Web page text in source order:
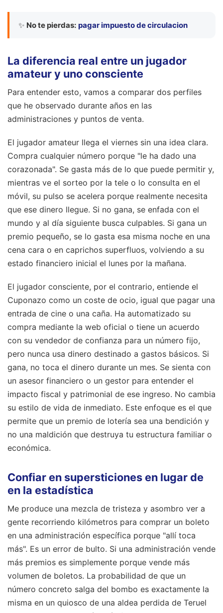
✨ No te pierdas: pagar impuesto de circulacion
La diferencia real entre un jugador
amateur y uno consciente
Para entender esto, vamos a comparar dos perfiles
que he observado durante años en las
administraciones y puntos de venta.
El jugador amateur llega el viernes sin una idea clara.
Compra cualquier número porque "le ha dado una
corazonada". Se gasta más de lo que puede permitir y,
mientras ve el sorteo por la tele o lo consulta en el
móvil, su pulso se acelera porque realmente necesita
que ese dinero llegue. Si no gana, se enfada con el
mundo y al día siguiente busca culpables. Si gana un
premio pequeño, se lo gasta esa misma noche en una
cena cara o en caprichos superfluos, volviendo a su
estado financiero inicial el lunes por la mañana.
El jugador consciente, por el contrario, entiende el
Cuponazo como un coste de ocio, igual que pagar una
entrada de cine o una caña. Ha automatizado su
compra mediante la web oficial o tiene un acuerdo
con su vendedor de confianza para un número fijo,
pero nunca usa dinero destinado a gastos básicos. Si
gana, no toca el dinero durante un mes. Se sienta con
un asesor financiero o un gestor para entender el
impacto fiscal y patrimonial de ese ingreso. No cambia
su estilo de vida de inmediato. Este enfoque es el que
permite que un premio de lotería sea una bendición y
no una maldición que destruya tu estructura familiar o
económica.
Confiar en supersticiones en lugar de
en la estadística
Me produce una mezcla de tristeza y asombro ver a
gente recorriendo kilómetros para comprar un boleto
en una administración específica porque "allí toca
más". Es un error de bulto. Si una administración vende
más premios es simplemente porque vende más
volumen de boletos. La probabilidad de que un
número concreto salga del bombo es exactamente la
misma en un quiosco de una aldea perdida de Teruel